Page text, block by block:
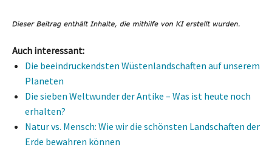
Auch interessant:
Die beeindruckendsten Wüstenlandschaften auf unserem
Planeten
Die sieben Weltwunder der Antike – Was ist heute noch
erhalten?
Natur vs. Mensch: Wie wir die schönsten Landschaften der
Erde bewahren können